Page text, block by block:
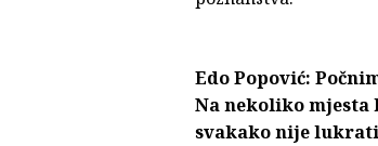
Edo Popović:
Na nekoliko mjesta
svakako nije